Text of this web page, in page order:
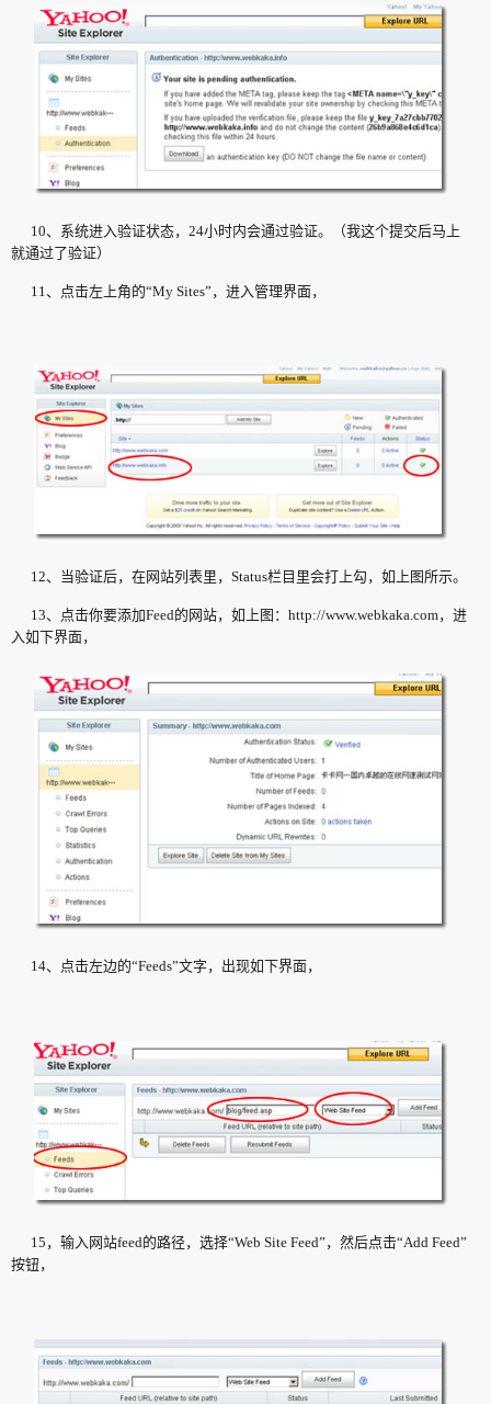
10、系统进入验证状态，24小时内会通过验证。（我这个提交后马上
就通过了验证）
11、点击左上角的“My Sites”，进入管理界面，
12、当验证后，在网站列表里，Status栏目里会打上勾，如上图所示。
13、点击你要添加Feed的网站，如上图：http://www.webkaka.com，进
入如下界面，
14、点击左边的“Feeds”文字，出现如下界面，
15，输入网站feed的路径，选择“Web Site Feed”，然后点击“Add Feed”
按钮，